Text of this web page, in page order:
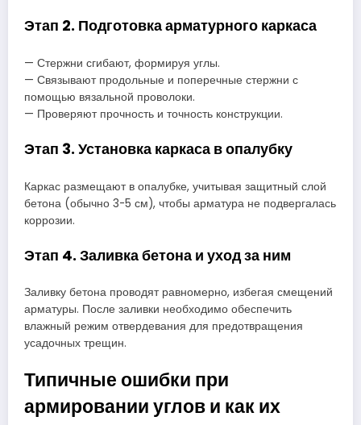
Этап 2. Подготовка арматурного каркаса
— Стержни сгибают, формируя углы.
— Связывают продольные и поперечные стержни с
помощью вязальной проволоки.
— Проверяют прочность и точность конструкции.
Этап 3. Установка каркаса в опалубку
Каркас размещают в опалубке, учитывая защитный слой
бетона (обычно 3-5 см), чтобы арматура не подвергалась
коррозии.
Этап 4. Заливка бетона и уход за ним
Заливку бетона проводят равномерно, избегая смещений
арматуры. После заливки необходимо обеспечить
влажный режим отвердевания для предотвращения
усадочных трещин.
Типичные ошибки при
армировании углов и как их